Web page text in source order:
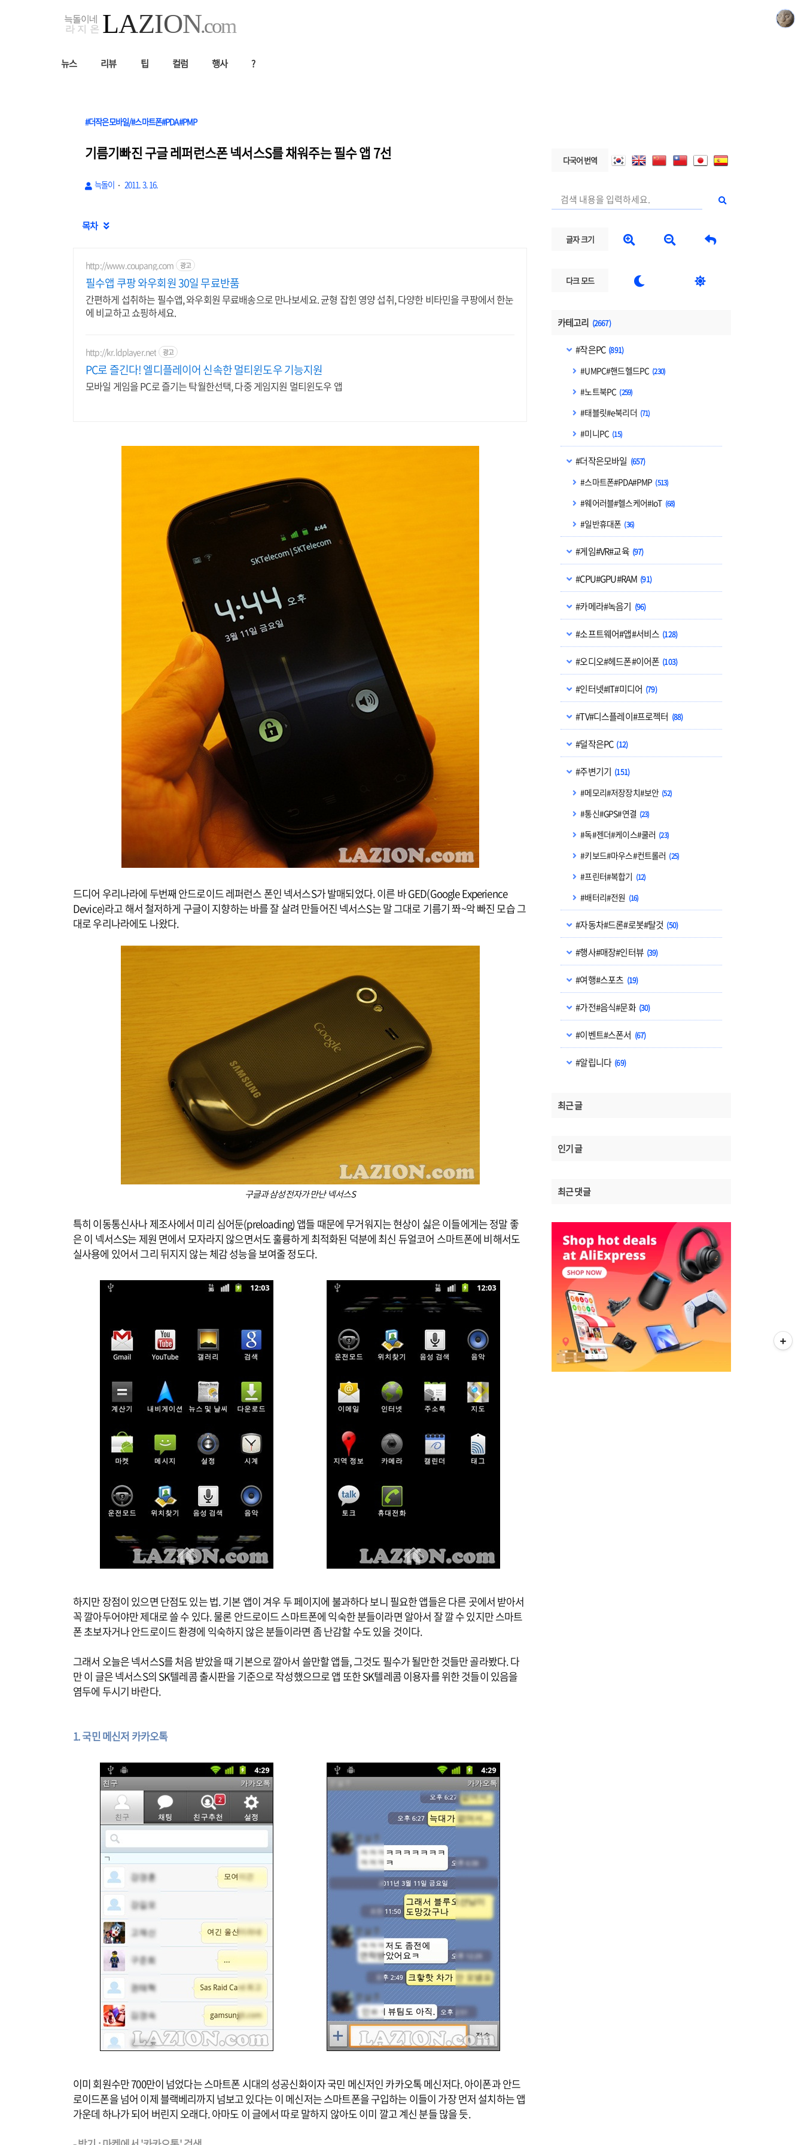
뉴스 리뷰 팁 컬럼 행사 ?
다국어 번역
글자 크기   
다크 모드  
카테고리 (2667)
#작은PC (891)
#UMPC#핸드헬드PC (230)
#노트북PC (259)
#태블릿#e북리더 (71)
#미니PC (15)
#더작은모바일 (657)
#스마트폰#PDA#PMP (513)
#웨어러블#헬스케어#IoT (68)
#일반휴대폰 (36)
#게임#VR#교육 (97)
#CPU#GPU#RAM (91)
#카메라#녹음기 (96)
#소프트웨어#앱#서비스 (128)
#오디오#헤드폰#이어폰 (103)
#인터넷#IT#미디어 (79)
#TV#디스플레이#프로젝터 (88)
#덜작은PC (12)
#주변기기 (151)
#메모리#저장장치#보안 (52)
#통신#GPS#연결 (23)
#독#젠더#케이스#쿨러 (23)
#키보드#마우스#컨트롤러 (25)
#프린터#복합기 (12)
#배터리#전원 (16)
#자동차#드론#로봇#탈것 (50)
#행사#매장#인터뷰 (39)
#여행#스포츠 (19)
#가전#음식#문화 (30)
#이벤트#스폰서 (67)
#알립니다 (69)
최근 글
인기 글
최근 댓글
#더작은모바일/#스마트폰#PDA#PMP
기름기빠진 구글 레퍼런스폰 넥서스S를 채워주는 필수 앱 7선
늑돌이 2011. 3. 16.
목차 
http://www.coupang.com 광고
필수앱 쿠팡 와우회원 30일 무료반품
간편하게 섭취하는 필수앱, 와우회원 무료배송으로 만나보세요. 균형 잡힌 영양 섭취, 다양한 비타민을 쿠팡에서 한눈
에 비교하고 쇼핑하세요.
http://kr.ldplayer.net 광고
PC로 즐긴다! 엘디플레이어 신속한 멀티윈도우 기능지원
모바일 게임을 PC로 즐기는 탁월한선택, 다중 게임지원 멀티윈도우 앱
드디어 우리나라에 두번째 안드로이드 레퍼런스 폰인 넥서스S가 발매되었다. 이른 바 GED(Google Experience
Device)라고 해서 철저하게 구글이 지향하는 바를 잘 살려 만들어진 넥서스S는 말 그대로 기름기 쫘~악 빠진 모습 그
대로 우리나라에도 나왔다.
구글과 삼성전자가 만난 넥서스S
특히 이동통신사나 제조사에서 미리 심어둔(preloading) 앱들 때문에 무거워지는 현상이 싫은 이들에게는 정말 좋
은 이 넥서스S는 제원 면에서 모자라지 않으면서도 훌륭하게 최적화된 덕분에 최신 듀얼코어 스마트폰에 비해서도
실사용에 있어서 그리 뒤지지 않는 체감 성능을 보여줄 정도다.
하지만 장점이 있으면 단점도 있는 법. 기본 앱이 겨우 두 페이지에 불과하다 보니 필요한 앱들은 다른 곳에서 받아서
꼭 깔아두어야만 제대로 쓸 수 있다. 물론 안드로이드 스마트폰에 익숙한 분들이라면 알아서 잘 깔 수 있지만 스마트
폰 초보자거나 안드로이드 환경에 익숙하지 않은 분들이라면 좀 난감할 수도 있을 것이다.
그래서 오늘은 넥서스S를 처음 받았을 때 기본으로 깔아서 쓸만할 앱들, 그것도 필수가 될만한 것들만 골라봤다. 다
만 이 글은 넥서스S의 SK텔레콤 출시판을 기준으로 작성했으므로 앱 또한 SK텔레콤 이용자를 위한 것들이 있음을
염두에 두시기 바란다.
1. 국민 메신저 카카오톡
이미 회원수만 700만이 넘었다는 스마트폰 시대의 성공신화이자 국민 메신저인 카카오톡 메신저다. 아이폰과 안드
로이드폰을 넘어 이제 블랙베리까지 넘보고 있다는 이 메신저는 스마트폰을 구입하는 이들이 가장 먼저 설치하는 앱
가운데 하나가 되어 버린지 오래다. 아마도 이 글에서 따로 말하지 않아도 이미 깔고 계신 분들 많을 듯.